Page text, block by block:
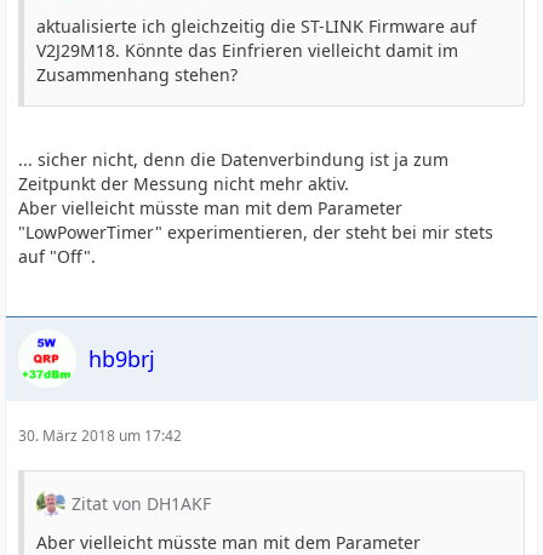
aktualisierte ich gleichzeitig die ST-LINK Firmware auf
V2J29M18. Könnte das Einfrieren vielleicht damit im
Zusammenhang stehen?
... sicher nicht, denn die Datenverbindung ist ja zum
Zeitpunkt der Messung nicht mehr aktiv.
Aber vielleicht müsste man mit dem Parameter
"LowPowerTimer" experimentieren, der steht bei mir stets
auf "Off".
hb9brj
30. März 2018 um 17:42
Zitat von DH1AKF
Aber vielleicht müsste man mit dem Parameter